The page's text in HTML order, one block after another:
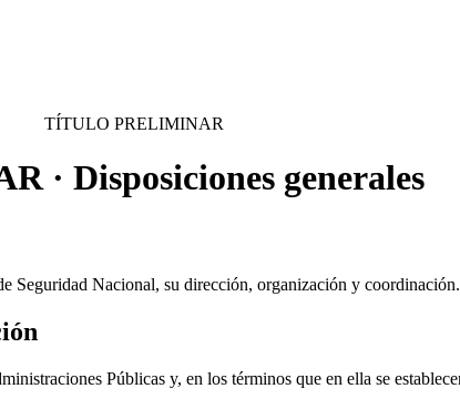
TÍTULO PRELIMINAR
· Disposiciones generales
Seguridad Nacional, su dirección, organización y
Públicas y, en los términos que en ella se